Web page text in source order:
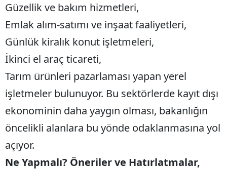
Güzellik ve bakım hizmetleri,
Emlak alım-satımı ve inşaat faaliyetleri,
Günlük kiralık konut işletmeleri,
İkinci el araç ticareti,
Tarım ürünleri pazarlaması yapan yerel
işletmeler bulunuyor. Bu sektörlerde kayıt dışı
ekonominin daha yaygın olması, bakanlığın
öncelikli alanlara bu yönde odaklanmasına yol
açıyor.
Ne Yapmalı? Öneriler ve Hatırlatmalar,